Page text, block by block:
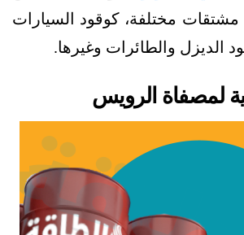
مشتقات مختلفة، كوقود السيارات
الديزل والطائرات وغيرها.
لمصفاة الرويس